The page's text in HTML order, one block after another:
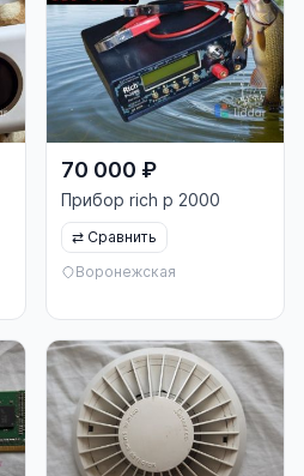
70 000 ₽
Прибор rich p 2000
⇄ Сравнить
Воронежская